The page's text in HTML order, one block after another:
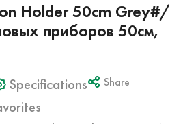
Holder 50cm Grey#/
приборов 50см,
Specifications Share